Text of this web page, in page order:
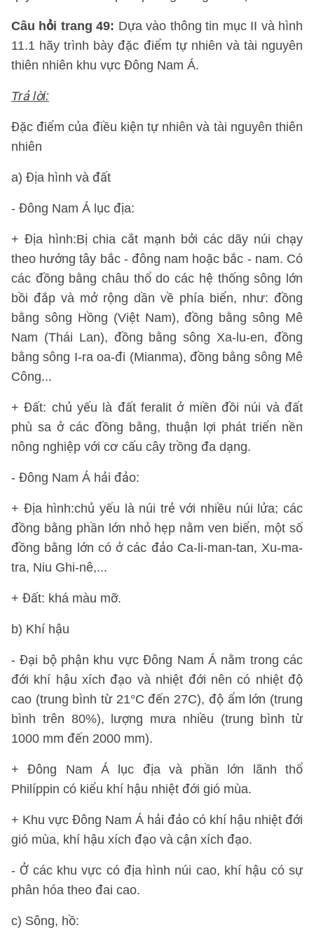
Câu hỏi trang 49: Dựa vào thông tin mục II và hình
11.1 hãy trình bày đặc điểm tự nhiên và tài nguyên
thiên nhiên khu vực Đông Nam Á.
Trả lời:
Đặc điểm của điều kiện tự nhiên và tài nguyên thiên
nhiên
a) Địa hình và đất
- Đông Nam Á lục địa:
+ Địa hình:Bị chia cắt mạnh bởi các dãy núi chạy
theo hướng tây bắc - đông nam hoặc bắc - nam. Có
các đồng bằng châu thổ do các hệ thống sông lớn
bồi đắp và mở rộng dần về phía biển, như: đồng
bằng sông Hồng (Việt Nam), đồng bằng sông Mê
Nam (Thái Lan), đồng bằng sông Xa-lu-en, đồng
bằng sông I-ra oa-đi (Mianma), đồng bằng sông Mê
Công...
+ Đất: chủ yếu là đất feralit ở miền đồi núi và đất
phù sa ở các đồng bằng, thuận lợi phát triển nền
nông nghiệp với cơ cấu cây trồng đa dạng.
- Đông Nam Á hải đảo:
+ Địa hình:chủ yếu là núi trẻ với nhiều núi lửa; các
đồng bằng phần lớn nhỏ hẹp nằm ven biển, một số
đồng bằng lớn có ở các đảo Ca-li-man-tan, Xu-ma-
tra, Niu Ghi-nê,...
+ Đất: khá màu mỡ.
b) Khí hậu
- Đại bộ phận khu vực Đông Nam Á nằm trong các
đới khí hậu xích đạo và nhiệt đới nên có nhiệt độ
cao (trung bình từ 21°C đến 27C), độ ẩm lớn (trung
bình trên 80%), lượng mưa nhiều (trung bình từ
1000 mm đến 2000 mm).
+ Đông Nam Á lục địa và phần lớn lãnh thổ
Philíppin có kiểu khí hậu nhiệt đới gió mùa.
+ Khu vực Đông Nam Á hải đảo có khí hậu nhiệt đới
gió mùa, khí hậu xích đạo và cận xích đạo.
- Ở các khu vực có địa hình núi cao, khí hậu có sự
phân hóa theo đai cao.
c) Sông, hồ: